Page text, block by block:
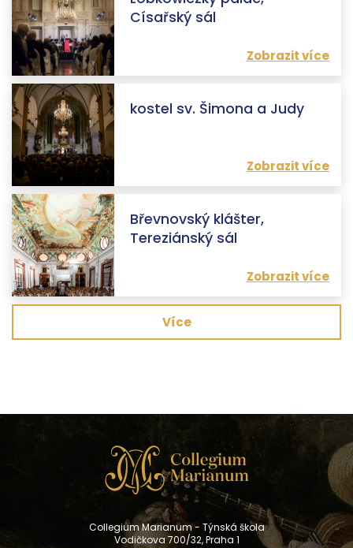
Císařský sál
Zobrazit více
kostel sv. Šimona a Judy
Zobrazit více
Břevnovský klášter,
Tereziánský sál
Zobrazit více
Více
Collegium Marianum - Týnská škola
Vodičkova 700/32, Praha 1